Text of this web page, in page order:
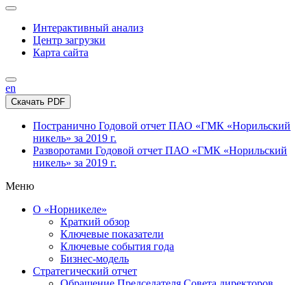
Интерактивный анализ
Центр загрузки
Карта сайта
en
Скачать PDF
Постранично Годовой отчет ПАО «ГМК «Норильский
никель» за 2019 г.
Разворотами Годовой отчет ПАО «ГМК «Норильский
никель» за 2019 г.
Меню
О «Норникеле»
Краткий обзор
Ключевые показатели
Ключевые события года
Бизнес-модель
Стратегический отчет